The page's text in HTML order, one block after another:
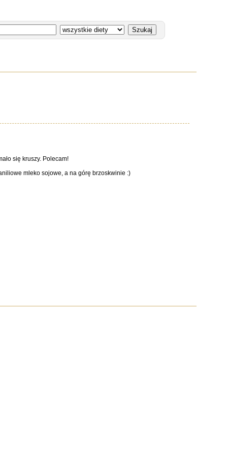
się kruszy. Polecam!
mleko sojowe, a na górę brzoskwinie :)